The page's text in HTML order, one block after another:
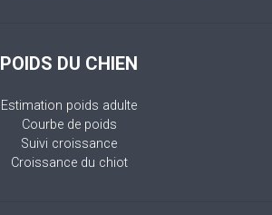
POIDS DU CHIEN
Estimation poids adulte
Courbe de poids
Suivi croissance
Croissance du chiot